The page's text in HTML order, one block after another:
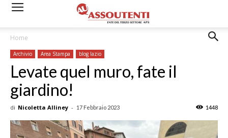
Home
Archivio Area Stampa blog lazio
Levate quel muro, fate il
giardino!
di Nicoletta Alliney - 17 Febbraio 2023 1448